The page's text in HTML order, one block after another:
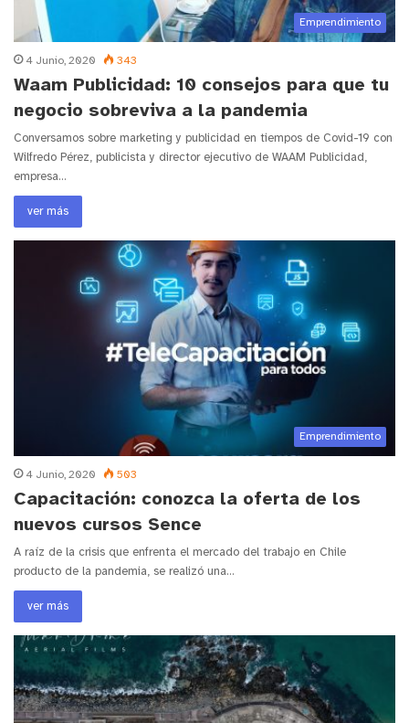
Emprendimiento
4 Junio, 2020 343
Waam Publicidad: 10 consejos para que tu
negocio sobreviva a la pandemia
Conversamos sobre marketing y publicidad en tiempos de Covid-19 con
Wilfredo Pérez, publicista y director ejecutivo de WAAM Publicidad,
empresa…
ver más
Emprendimiento
4 Junio, 2020 503
Capacitación: conozca la oferta de los
nuevos cursos Sence
A raíz de la crisis que enfrenta el mercado del trabajo en Chile
producto de la pandemia, se realizó una…
ver más